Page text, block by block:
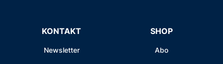
KONTAKT
Newsletter
SHOP
Abo